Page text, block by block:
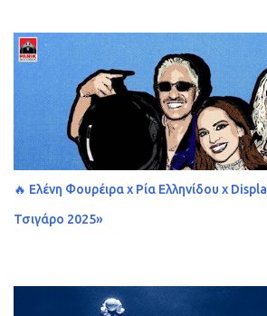
🔥 Ελένη Φουρέιρα x Ρία Ελληνίδου x
Τσιγάρο 2025»